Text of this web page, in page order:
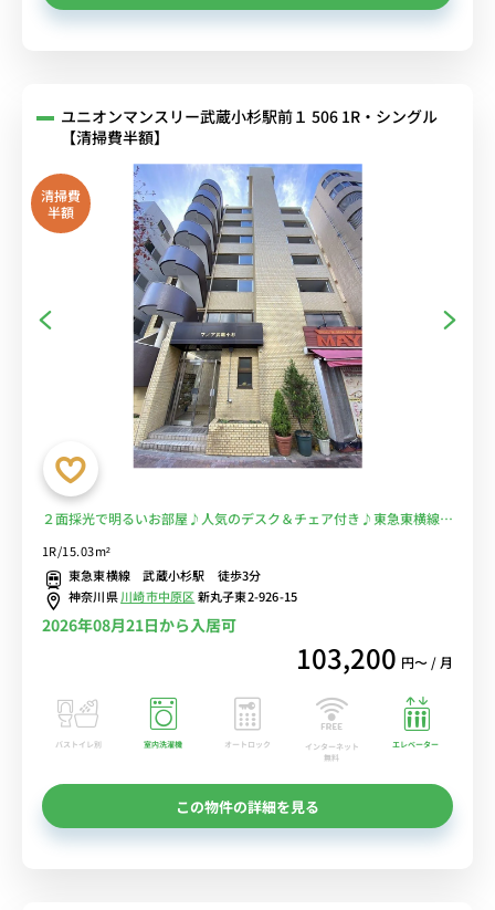
ユニオンマンスリー武蔵小杉駅前１ 506 1R・シングル
【清掃費半額】
清掃費
半額
２面採光で明るいお部屋♪人気のデスク＆チェア付き♪東急東横線
「武蔵小杉駅」徒歩3分■選べるWi-Fi格安レンタル中！
1R/15.03m²
東急東横線 武蔵小杉駅 徒歩3分
神奈川県川崎市中原区新丸子東2-926-15
2026年08月21日から入居可
103,200 円〜 / 月
バストイレ別 室内洗濯機 オートロック
インターネット
無料
エレベーター
この物件の詳細を見る